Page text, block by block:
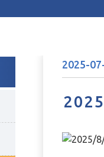
2025-